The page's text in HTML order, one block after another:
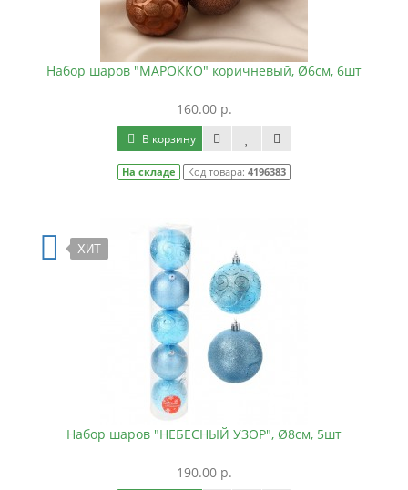
Набор шаров "МАРОККО" коричневый, Ø6см, 6шт
160.00 р.
В корзину
На складе Код товара: 4196383
ХИТ
Набор шаров "НЕБЕСНЫЙ УЗОР", Ø8см, 5шт
190.00 р.